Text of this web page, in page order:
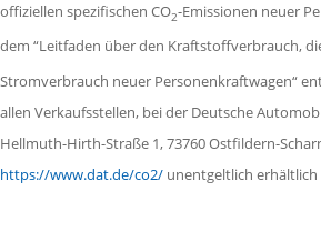
offiziellen spezifischen CO2-Emissionen neuer
dem “Leitfaden über den Kraftstoffverbrauch,
Stromverbrauch neuer Personenkraftwagen“
allen Verkaufsstellen, bei der Deutsche
Hellmuth-Hirth-Straße 1, 73760 Ostfildern-
https://www.dat.de/co2/ unentgeltlich erhältlich